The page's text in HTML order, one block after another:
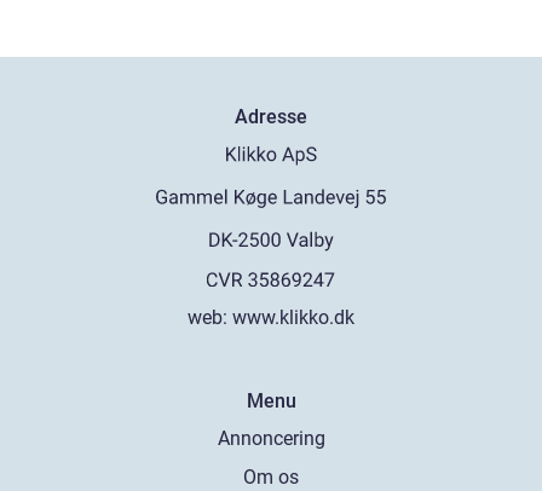
Adresse
web: www.klikko.dk
Menu
Annoncering
Om os